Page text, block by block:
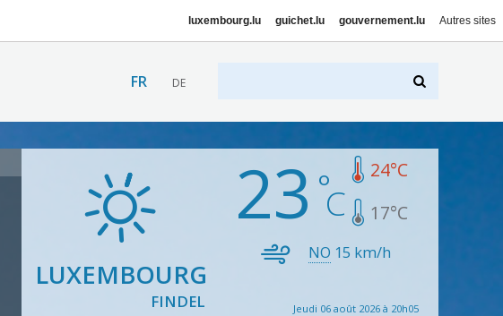
luxembourg.lu guichet.lu gouvernement.lu Autres sites
FR DE
LUXEMBOURG
FINDEL
23 24°C
17°C
NO 15 km/h
Jeudi 06 août 2026 à 20h05